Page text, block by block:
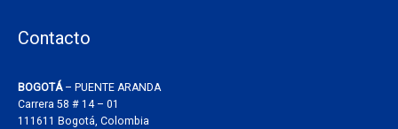
Contacto
BOGOTÁ– PUENTE ARANDA
Carrera 58 # 14 – 01
111611 Bogotá, Colombia